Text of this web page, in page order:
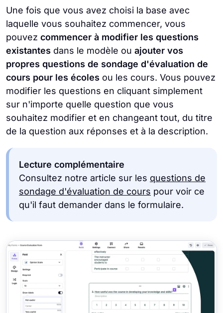
Une fois que vous avez choisi la base avec
laquelle vous souhaitez commencer, vous
pouvez commencer à modifier les questions
existantes dans le modèle ou ajouter vos
propres questions de sondage d'évaluation de
cours pour les écoles ou les cours. Vous pouvez
modifier les questions en cliquant simplement
sur n'importe quelle question que vous
souhaitez modifier et en changeant tout, du titre
de la question aux réponses et à la description.
Lecture complémentaire
Consultez notre article sur les questions de
sondage d'évaluation de cours pour voir ce
qu'il faut demander dans le formulaire.